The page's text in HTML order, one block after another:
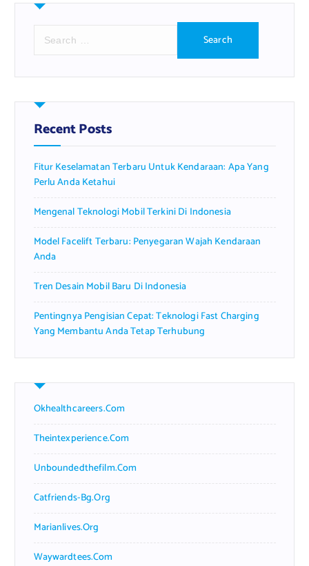
r
h
f
o
:
Recent Posts
Fitur Keselamatan Terbaru Untuk Kendaraan: Apa Yang
Perlu Anda Ketahui
Mengenal Teknologi Mobil Terkini Di Indonesia
Model Facelift Terbaru: Penyegaran Wajah Kendaraan
Anda
Tren Desain Mobil Baru Di Indonesia
Pentingnya Pengisian Cepat: Teknologi Fast Charging
Yang Membantu Anda Tetap Terhubung
Okhealthcareers.com
Theintexperience.com
Unboundedthefilm.com
Catfriends-Bg.org
Marianlives.org
Waywardtees.com